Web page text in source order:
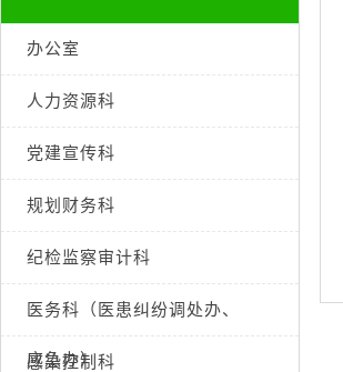
办公室
人力资源科
党建宣传科
规划财务科
纪检监察审计科
医务科（医患纠纷调处办、
应急办）
感染控制科